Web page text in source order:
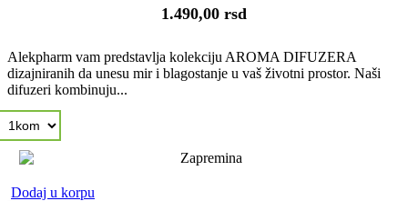
1.490,00 rsd
Alekpharm vam predstavlja kolekciju AROMA DIFUZERA
dizajniranih da unesu mir i blagostanje u vaš životni prostor. Naši
difuzeri kombinuju...
Dodaj u korpu